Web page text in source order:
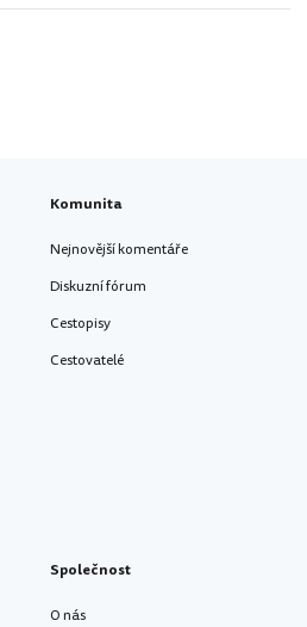
Komunita
Nejnovější komentáře
Diskuzní fórum
Cestopisy
Cestovatelé
Společnost
O nás